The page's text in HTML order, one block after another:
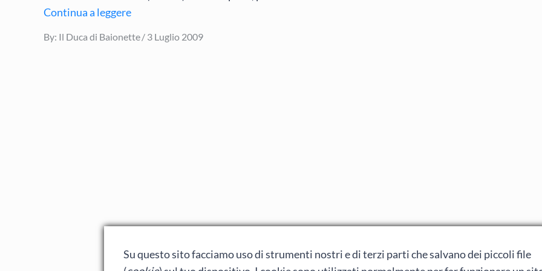
Continua a leggere
By: Il Duca di Baionette
Posted
3 Luglio 2009
Su questo sito facciamo uso di strumenti nostri e di terzi parti che salvano dei piccoli file